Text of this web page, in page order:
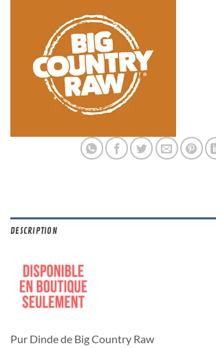
DESCRIPTION
Pur Dinde de Big Country Raw